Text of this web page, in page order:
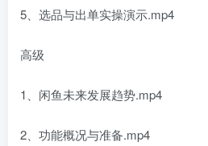
5、选品与出单实操演示.mp4
高级
1、闲鱼未来发展趋势.mp4
2、功能概况与准备.mp4